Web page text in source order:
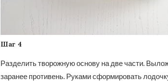
Шаг 4
Разделить творожную основу на две части.
заранее противень. Руками сформировать